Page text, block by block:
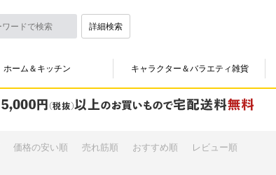
詳細検索
ホーム＆キッチン キャラクター＆バラエティ雑貨
価格の安い順 売れ筋順 おすすめ順
レビュー順